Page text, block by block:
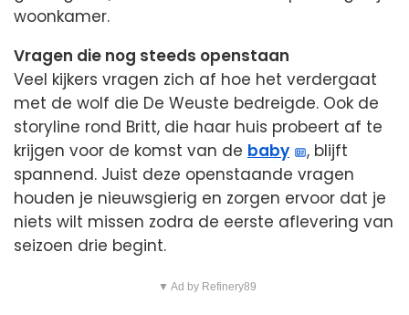
woonkamer.
Vragen die nog steeds openstaan
Veel kijkers vragen zich af hoe het verdergaat
met de wolf die De Weuste bedreigde. Ook de
storyline rond Britt, die haar huis probeert af te
krijgen voor de komst van de baby
, blijft
spannend. Juist deze openstaande vragen
houden je nieuwsgierig en zorgen ervoor dat je
niets wilt missen zodra de eerste aflevering van
seizoen drie begint.
▼ Ad by Refinery89